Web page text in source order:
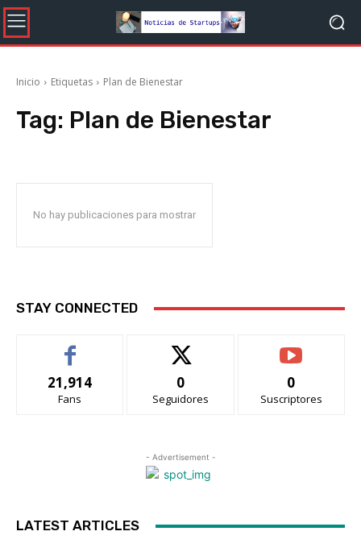
Inicio Etiquetas Plan de Bienestar
Tag: Plan de Bienestar
No hay publicaciones para mostrar
STAY CONNECTED
21,914
Fans
0
Seguidores
0
Suscriptores
- Advertisement -
LATEST ARTICLES